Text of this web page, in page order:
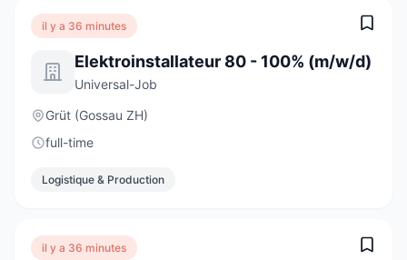
il y a 36 minutes
Elektroinstallateur 80 - 100% (m/w/d)
Universal-Job
Grüt (Gossau ZH)
full-time
Logistique & Production
il y a 36 minutes